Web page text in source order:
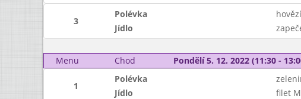
3
Polévka
Jídlo
Menu
Chod Pondělí 5. 12. 2022 (11:30 -
1
Polévka
Jídlo
filet